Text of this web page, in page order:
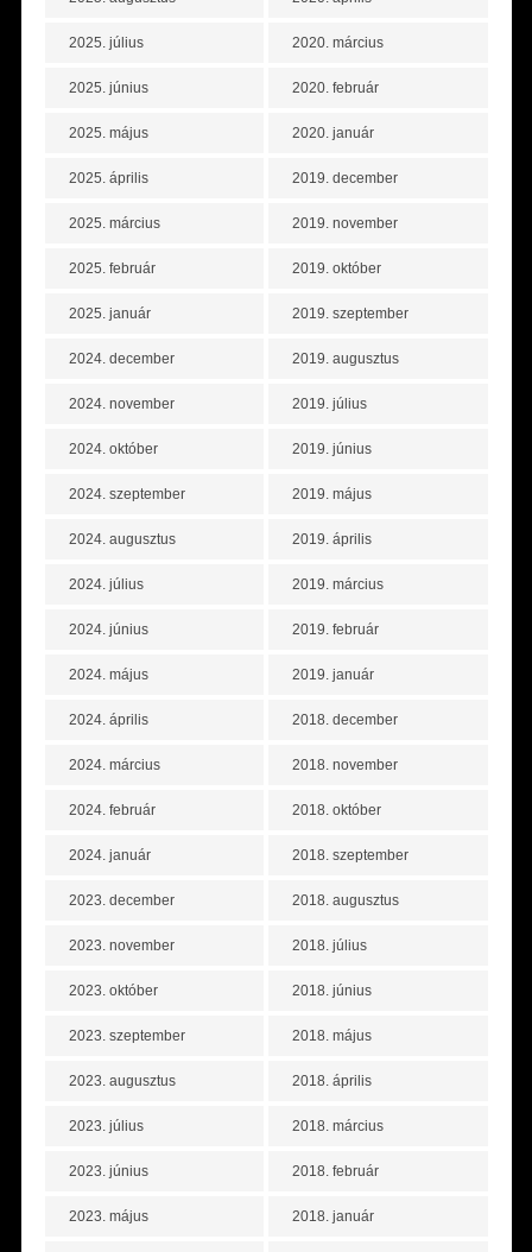
2025. július
2025. június
2025. május
2025. április
2025. március
2025. február
2025. január
2024. december
2024. november
2024. október
2024. szeptember
2024. augusztus
2024. július
2024. június
2024. május
2024. április
2024. március
2024. február
2024. január
2023. december
2023. november
2023. október
2023. szeptember
2023. augusztus
2023. július
2023. június
2023. május
2020. március
2020. február
2020. január
2019. december
2019. november
2019. október
2019. szeptember
2019. augusztus
2019. július
2019. június
2019. május
2019. április
2019. március
2019. február
2019. január
2018. december
2018. november
2018. október
2018. szeptember
2018. augusztus
2018. július
2018. június
2018. május
2018. április
2018. március
2018. február
2018. január